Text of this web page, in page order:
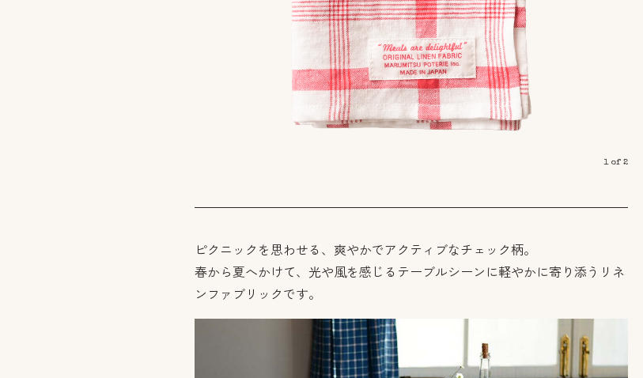
1of 2
ピクニックを思わせる、爽やかでアクティブなチェック柄。
春から夏へかけて、光や風を感じるテーブルシーンに軽やかに寄り添うリネ
ンファブリックです。